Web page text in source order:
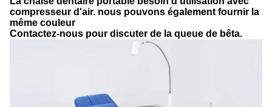
compresseur d'air. nous pouvons également fournir la
même couleur
Contactez-nous pour discuter de la queue de bêta.